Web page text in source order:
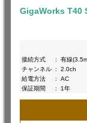
GigaWorks T40
接続方式
:
有線
チャンネル :
2.0ch
給電方法
:
AC
保証期間
: 1年